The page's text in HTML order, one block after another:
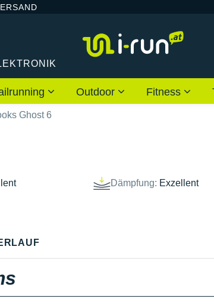
Outdoor Fitness
Ghost 6
Dämpfung: Exzellent